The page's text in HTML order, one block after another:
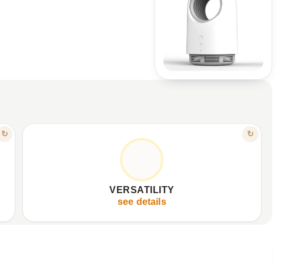
↻ ↻
VERSATILITY
see details
ANYWHERE, WITHOUT LIMITS
USB powered, flexible power anywhere.
Perfect for indoor and outdoor spaces.
Simple design, high-quality materials.